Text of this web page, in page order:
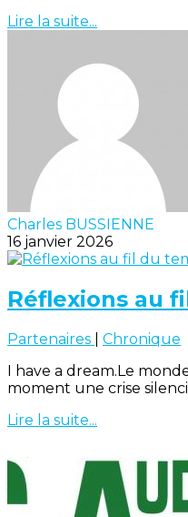
Lire la suite...
Charles BUSSIENNE
16 janvier 2026
Réflexions au
Partenaires
Chronique
I have a dream.Le
moment une crise
Lire la suite...